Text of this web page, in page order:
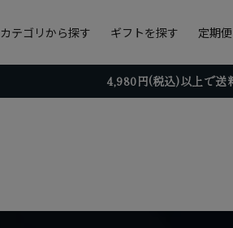
カテゴリから探す ギフトを探す 定期便
4,980円(税込)以上で送